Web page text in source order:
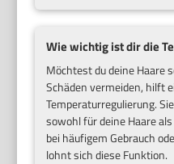
Wie wichtig ist dir die
Möchtest du deine Haare
Schäden vermeiden, hilft
Temperaturregulierung.
sowohl für deine Haare
bei häufigem Gebrauch
lohnt sich diese Funktion.